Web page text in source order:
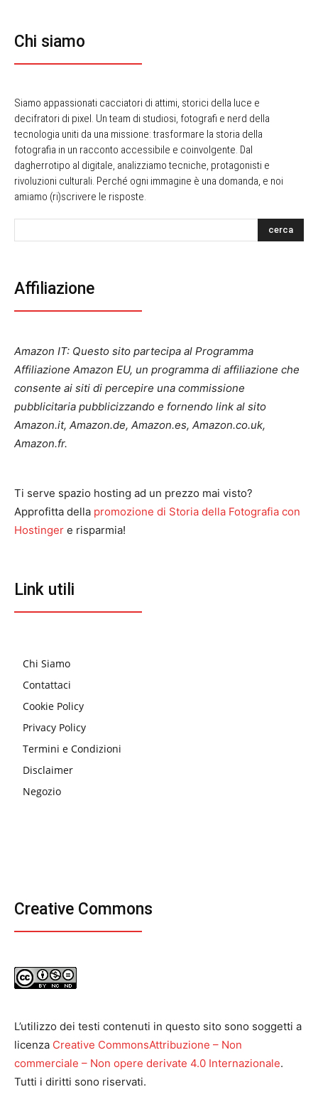
Chi siamo
Siamo appassionati cacciatori di attimi, storici della luce e
decifratori di pixel. Un team di studiosi, fotografi e nerd della
tecnologia uniti da una missione: trasformare la storia della
fotografia in un racconto accessibile e coinvolgente. Dal
dagherrotipo al digitale, analizziamo tecniche, protagonisti e
rivoluzioni culturali. Perché ogni immagine è una domanda, e noi
amiamo (ri)scrivere le risposte.
cerca
Affiliazione
Amazon IT: Questo sito partecipa al Programma
Affiliazione Amazon EU, un programma di affiliazione che
consente ai siti di percepire una commissione
pubblicitaria pubblicizzando e fornendo link al sito
Amazon.it, Amazon.de, Amazon.es, Amazon.co.uk,
Amazon.fr.
Ti serve spazio hosting ad un prezzo mai visto?
Approfitta della promozione di Storia della Fotografia con
Hostinger e risparmia!
Link utili
Chi Siamo
Contattaci
Cookie Policy
Privacy Policy
Termini e Condizioni
Disclaimer
Negozio
Creative Commons
L’utilizzo dei testi contenuti in questo sito sono soggetti a
licenza Creative CommonsAttribuzione – Non
commerciale – Non opere derivate 4.0 Internazionale.
Tutti i diritti sono riservati.